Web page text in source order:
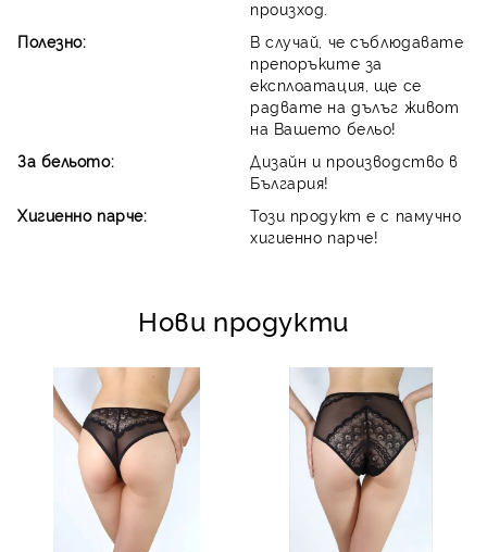
произход.
Полезно:
В случай, че съблюдавате
препоръките за
експлоатация, ще се
радвате на дълъг живот
на Вашето бельо!
За бельото:
Дизайн и производство в
България!
Хигиенно парче:
Този продукт е с памучно
хигиенно парче!
Нови продукти